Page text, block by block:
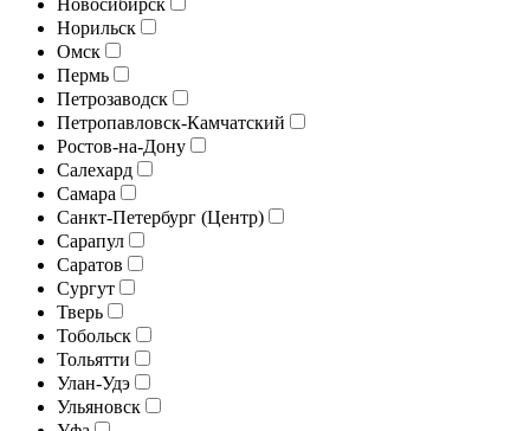
Новосибирск
Норильск
Омск
Пермь
Петрозаводск
Петропавловск-Камчатский
Ростов-на-Дону
Салехард
Самара
Санкт-Петербург (Центр)
Сарапул
Саратов
Сургут
Тверь
Тобольск
Тольятти
Улан-Удэ
Ульяновск